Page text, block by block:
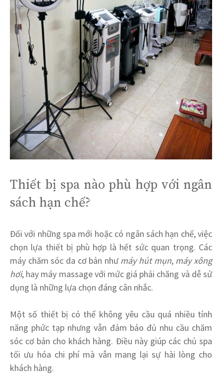
Thiết bị spa nào phù hợp với ngân
sách hạn chế?
Đối với những spa mới hoặc có ngân sách hạn chế, việc
chọn lựa thiết bị phù hợp là hết sức quan trọng. Các
máy chăm sóc da cơ bản như máy hút mụn, máy xông
hơi, hay máy massage với mức giá phải chăng và dễ sử
dụng là những lựa chọn đáng cân nhắc.
Một số thiết bị có thể không yêu cầu quá nhiều tính
năng phức tạp nhưng vẫn đảm bảo đủ nhu cầu chăm
sóc cơ bản cho khách hàng. Điều này giúp các chủ spa
tối ưu hóa chi phí mà vẫn mang lại sự hài lòng cho
khách hàng.